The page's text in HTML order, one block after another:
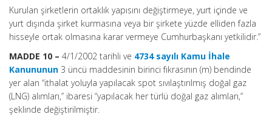
Kurulan şirketlerin ortaklık yapısını değiştirmeye, yurt içinde ve
yurt dışında şirket kurmasına veya bir şirkete yüzde elliden fazla
hisseyle ortak olmasına karar vermeye Cumhurbaşkanı yetkilidir.”
MADDE 10 – 4/1/2002 tarihli ve 4734 sayılı Kamu İhale
Kanununun 3 üncü maddesinin birinci fıkrasının (m) bendinde
yer alan “ithalat yoluyla yapılacak spot sıvılaştırılmış doğal gaz
(LNG) alımları,” ibaresi “yapılacak her türlü doğal gaz alımları,”
şeklinde değiştirilmiştir.